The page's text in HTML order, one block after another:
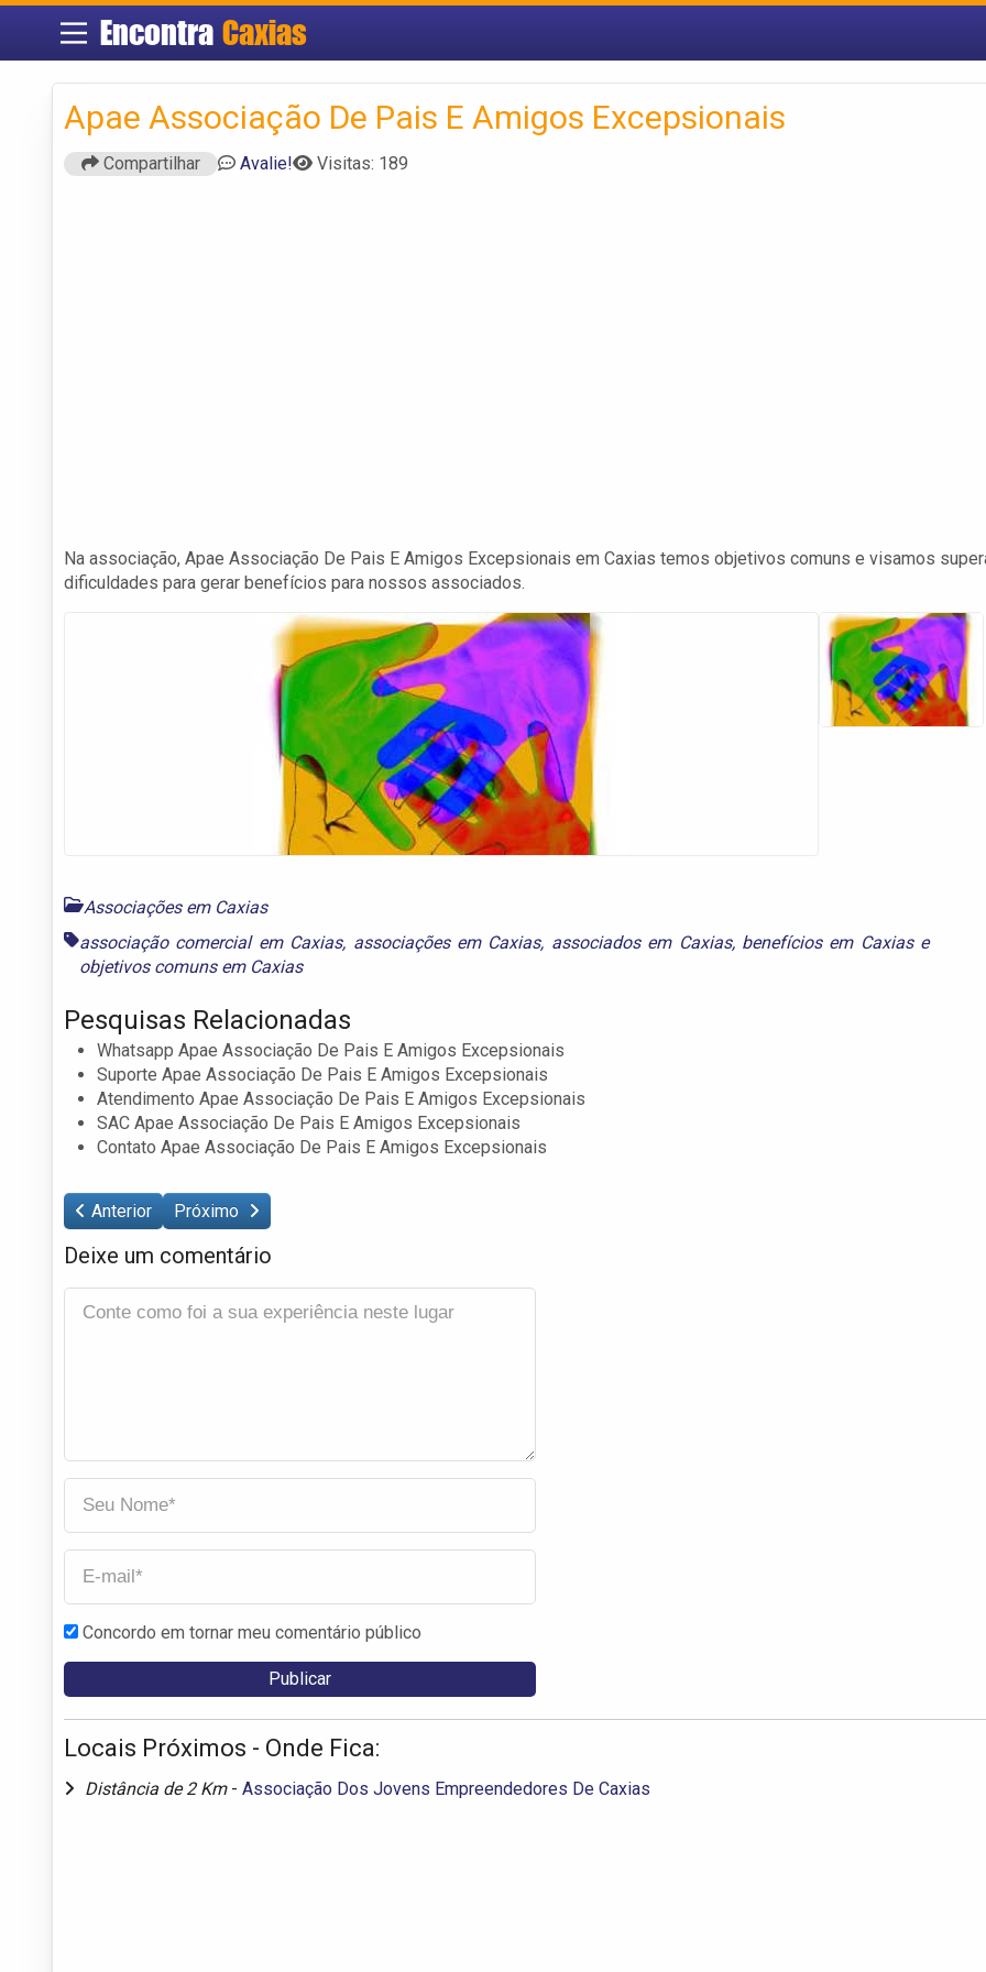
Encontra Caxias
Apae Associação De Pais E Amigos Excepsionais
Compartilhar Avalie! Visitas: 189
Na associação, Apae Associação De Pais E Amigos Excepsionais em Caxias temos objetivos comuns e visamos
dificuldades para gerar benefícios para nossos associados.
Associações em Caxias
associação comercial em Caxias, associações em Caxias, associados em Caxias, benefícios em Caxiase
objetivos comuns em Caxias
Pesquisas Relacionadas
Whatsapp Apae Associação De Pais E Amigos Excepsionais
Suporte Apae Associação De Pais E Amigos Excepsionais
Atendimento Apae Associação De Pais E Amigos Excepsionais
SAC Apae Associação De Pais E Amigos Excepsionais
Contato Apae Associação De Pais E Amigos Excepsionais
Anterior Próximo
Deixe um comentário
Concordo em tornar meu comentário público
Locais Próximos - Onde Fica:
Distância de 2 Km - Associação Dos Jovens Empreendedores De Caxias